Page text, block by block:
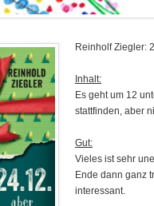
Reinholf Ziegler:
Inhalt:
Es geht um 12
stattfinden, aber
Gut:
Vieles ist sehr
Ende dann ganz
interessant.